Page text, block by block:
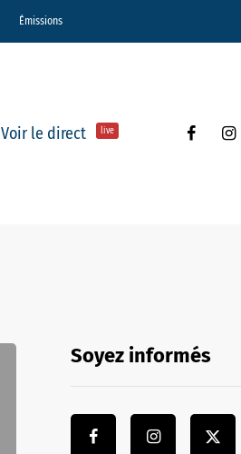
Émissions
Voir le direct live
Soyez informés